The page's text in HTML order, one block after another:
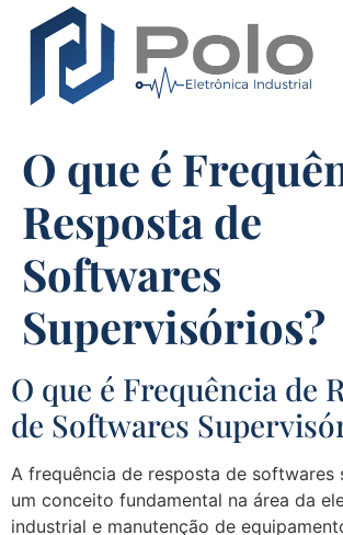
O que é
Resposta de
Softwares
Supervisórios?
O que é Frequência de
de Softwares
A frequência de resposta de softwares
um conceito fundamental na área da
industrial e manutenção de